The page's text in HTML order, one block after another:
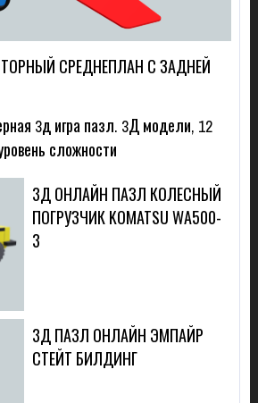
СРЕДНЕПЛАН С ЗАДНЕЙ
3д игра пазл. 3Д модели, 12
сложности
3Д ОНЛАЙН ПАЗЛ КОЛЕСНЫЙ
ПОГРУЗЧИК KOMATSU WA500-
3
3Д ПАЗЛ ОНЛАЙН ЭМПАЙР
СТЕЙТ БИЛДИНГ